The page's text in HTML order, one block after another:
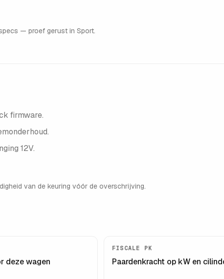
— proef gerust in Sport.
firmware.
12V.
van de keuring vóór de overschrijving.
deze wagen
FISCALE PK
Paardenkracht op kW en